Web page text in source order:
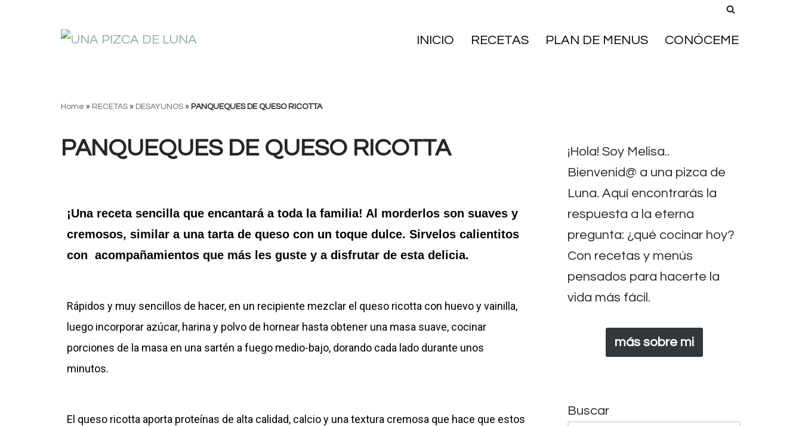
INICIO RECETAS PLAN DE MENUS CONÓCEME
Home » RECETAS » DESAYUNOS » PANQUEQUES DE QUESO RICOTTA
PANQUEQUES DE QUESO RICOTTA
¡Una receta sencilla que encantará a toda la familia! Al morderlos son suaves y
cremosos, similar a una tarta de queso con un toque dulce. Sirvelos calientitos
con acompañamientos que más les guste y a disfrutar de esta delicia.
Rápidos y muy sencillos de hacer, en un recipiente mezclar el queso ricotta con huevo y vainilla,
luego incorporar azúcar, harina y polvo de hornear hasta obtener una masa suave, cocinar
porciones de la masa en una sartén a fuego medio-bajo, dorando cada lado durante unos
minutos.
El queso ricotta aporta proteínas de alta calidad, calcio y una textura cremosa que hace que estos
¡Hola! Soy Melisa..
Bienvenid@ a una pizca de
Luna. Aquí encontrarás la
respuesta a la eterna
pregunta: ¿qué cocinar hoy?
Con recetas y menús
pensados para hacerte la
vida más fácil.
más sobre mi
Buscar